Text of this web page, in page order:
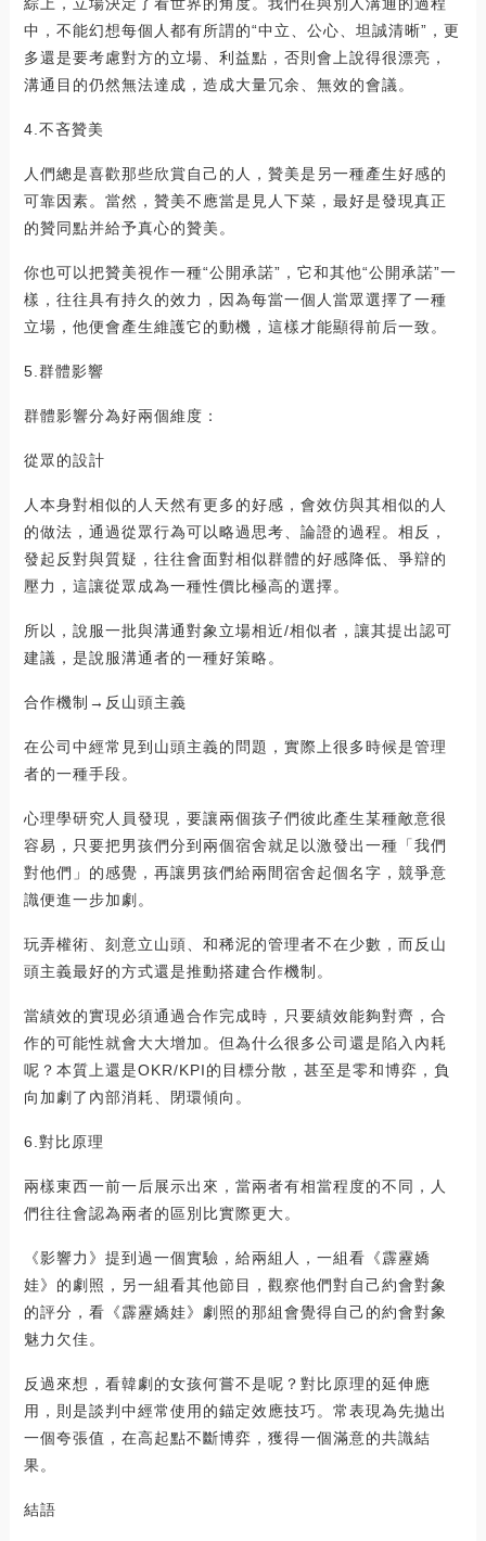
中，不能幻想每個人都有所謂的“中立、公心、坦誠清晰”，更
多還是要考慮對方的立場、利益點，否則會上說得很漂亮，
溝通目的仍然無法達成，造成大量冗余、無效的會議。
4.不吝贊美
人們總是喜歡那些欣賞自己的人，贊美是另一種產生好感的
可靠因素。當然，贊美不應當是見人下菜，最好是發現真正
的贊同點并給予真心的贊美。
你也可以把贊美視作一種“公開承諾”，它和其他“公開承諾”一
樣，往往具有持久的效力，因為每當一個人當眾選擇了一種
立場，他便會產生維護它的動機，這樣才能顯得前后一致。
5.群體影響
群體影響分為好兩個維度：
從眾的設計
人本身對相似的人天然有更多的好感，會效仿與其相似的人
的做法，通過從眾行為可以略過思考、論證的過程。相反，
發起反對與質疑，往往會面對相似群體的好感降低、爭辯的
壓力，這讓從眾成為一種性價比極高的選擇。
所以，說服一批與溝通對象立場相近/相似者，讓其提出認可
建議，是說服溝通者的一種好策略。
合作機制→反山頭主義
在公司中經常見到山頭主義的問題，實際上很多時候是管理
者的一種手段。
心理學研究人員發現，要讓兩個孩子們彼此產生某種敵意很
容易，只要把男孩們分到兩個宿舍就足以激發出一種「我們
對他們」的感覺，再讓男孩們給兩間宿舍起個名字，競爭意
識便進一步加劇。
玩弄權術、刻意立山頭、和稀泥的管理者不在少數，而反山
頭主義最好的方式還是推動搭建合作機制。
當績效的實現必須通過合作完成時，只要績效能夠對齊，合
作的可能性就會大大增加。但為什么很多公司還是陷入內耗
呢？本質上還是OKR/KPI的目標分散，甚至是零和博弈，負
向加劇了內部消耗、閉環傾向。
6.對比原理
兩樣東西一前一后展示出來，當兩者有相當程度的不同，人
們往往會認為兩者的區別比實際更大。
《影響力》提到過一個實驗，給兩組人，一組看《霹靂嬌
娃》的劇照，另一組看其他節目，觀察他們對自己約會對象
的評分，看《霹靂嬌娃》劇照的那組會覺得自己的約會對象
魅力欠佳。
反過來想，看韓劇的女孩何嘗不是呢？對比原理的延伸應
用，則是談判中經常使用的錨定效應技巧。常表現為先拋出
一個夸張值，在高起點不斷博弈，獲得一個滿意的共識結
果。
結語